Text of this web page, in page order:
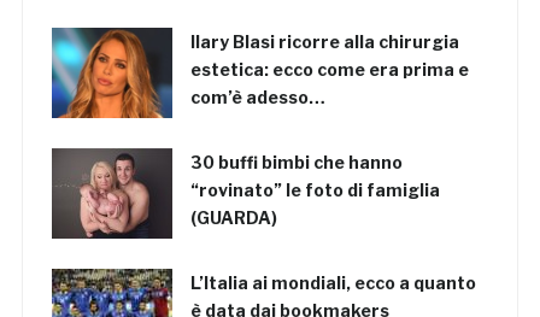
Ilary Blasi ricorre alla chirurgia
estetica: ecco come era prima e
com’è adesso…
30 buffi bimbi che hanno
“rovinato” le foto di famiglia
(GUARDA)
L’Italia ai mondiali, ecco a quanto
è data dai bookmakers